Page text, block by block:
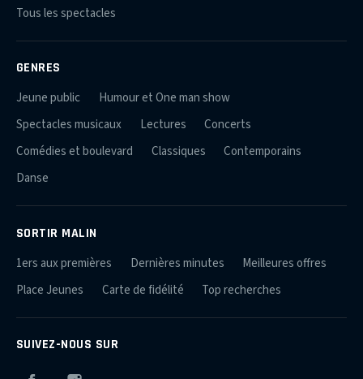
Tous les spectacles
GENRES
Jeune public
Humour et One man show
Spectacles musicaux
Lectures
Concerts
Comédies et boulevard
Classiques
Contemporains
Danse
SORTIR MALIN
1ers aux premières Dernières minutes
Meilleures offres
Place Jeunes
Carte de fidélité Top recherches
SUIVEZ-NOUS SUR